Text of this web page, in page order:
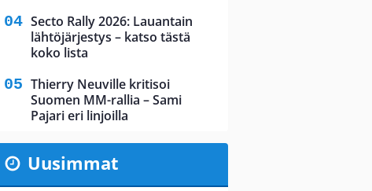
Secto Rally 2026: Lauantain
lähtöjärjestys – katso tästä
koko lista
Thierry Neuville kritisoi
Suomen MM-rallia – Sami
Pajari eri linjoilla
Uusimmat